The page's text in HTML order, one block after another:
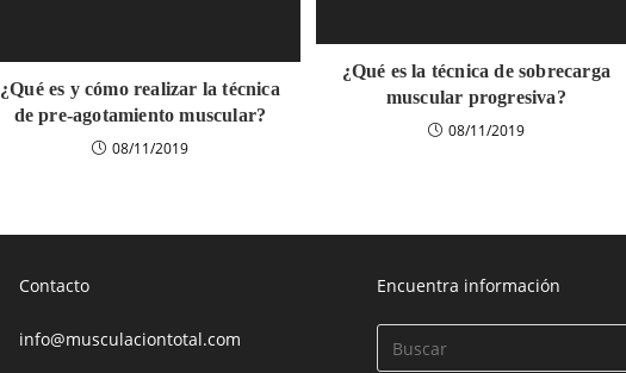
¿Qué es y cómo realizar la técnica
de pre-agotamiento muscular?
08/11/2019
¿Qué es la técnica de sobrecarga
muscular progresiva?
08/11/2019
Contacto
info@musculaciontotal.com
Encuentra información